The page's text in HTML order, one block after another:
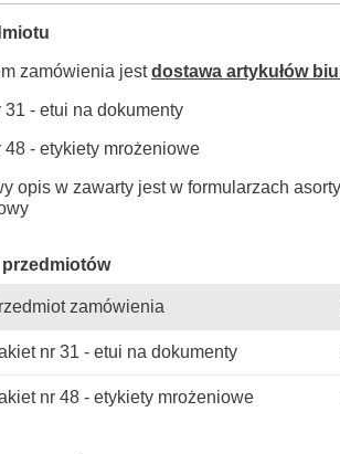
zamówienia jestdostawa artykułów
31 - etui na dokumenty
48 - etykiety mrożeniowe
opis w zawarty jest w formularzach
przedmiotów
zamówienia
nr 31 - etui na dokumenty
nr 48 - etykiety mrożeniowe